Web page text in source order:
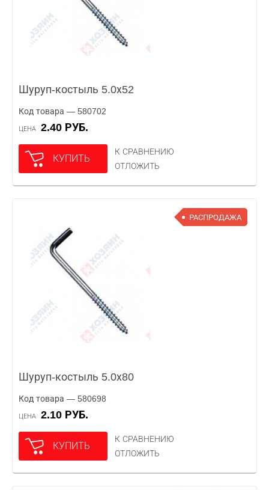
Шуруп-костыль 5.0х52
Код товара — 580702
ЦЕНА 2.40 РУБ.
КУПИТЬ
К СРАВНЕНИЮ
ОТЛОЖИТЬ
РАСПРОДАЖА
Шуруп-костыль 5.0х80
Код товара — 580698
ЦЕНА 2.10 РУБ.
КУПИТЬ
К СРАВНЕНИЮ
ОТЛОЖИТЬ